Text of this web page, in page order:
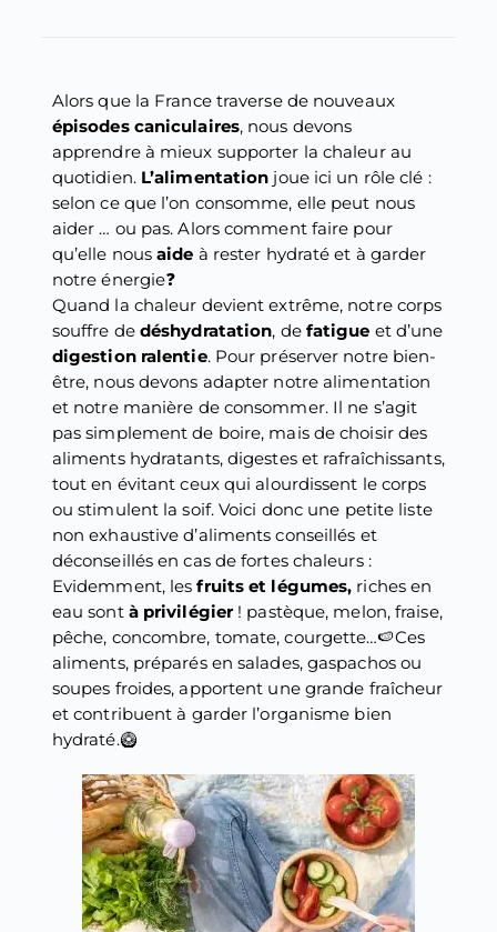
Alors que la France traverse de nouveaux
épisodes caniculaires, nous devons
apprendre à mieux supporter la chaleur au
quotidien. L’alimentation joue ici un rôle clé :
selon ce que l’on consomme, elle peut nous
aider … ou pas. Alors comment faire pour
qu’elle nousaide à rester hydraté et à garder
notre énergie❓
Quand la chaleur devient extrême, notre corps
souffre de déshydratation, de fatigue et d’une
digestion ralentie. Pour préserver notre bien-
être, nous devons adapter notre alimentation
et notre manière de consommer. Il ne s’agit
pas simplement de boire, mais de choisir des
aliments hydratants, digestes et rafraîchissants,
tout en évitant ceux qui alourdissent le corps
ou stimulent la soif. Voici donc une petite liste
non exhaustive d’aliments conseillés et
déconseillés en cas de fortes chaleurs :
Evidemment, lesfruits et légumes, riches en
eau sont à privilégier! pastèque, melon, fraise,
pêche, concombre, tomate, courgette…🍉Ces
aliments, préparés en salades, gaspachos ou
soupes froides, apportent une grande fraîcheur
et contribuent à garder l’organisme bien
hydraté.🥝